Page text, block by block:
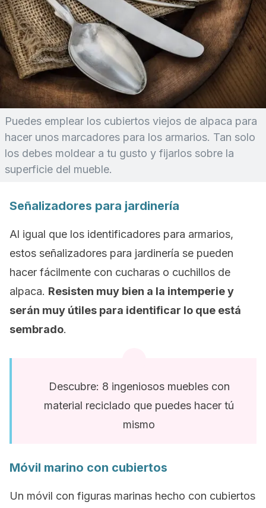
Puedes emplear los cubiertos viejos de alpaca para
hacer unos marcadores para los armarios. Tan solo
los debes moldear a tu gusto y fijarlos sobre la
superficie del mueble.
Señalizadores para jardinería
Al igual que los identificadores para armarios,
estos señalizadores para jardinería se pueden
hacer fácilmente con cucharas o cuchillos de
alpaca. Resisten muy bien a la intemperie y
serán muy útiles para identificar lo que está
sembrado.
Descubre: 8 ingeniosos muebles con
material reciclado que puedes hacer tú
mismo
Móvil marino con cubiertos
Un móvil con figuras marinas hecho con cubiertos